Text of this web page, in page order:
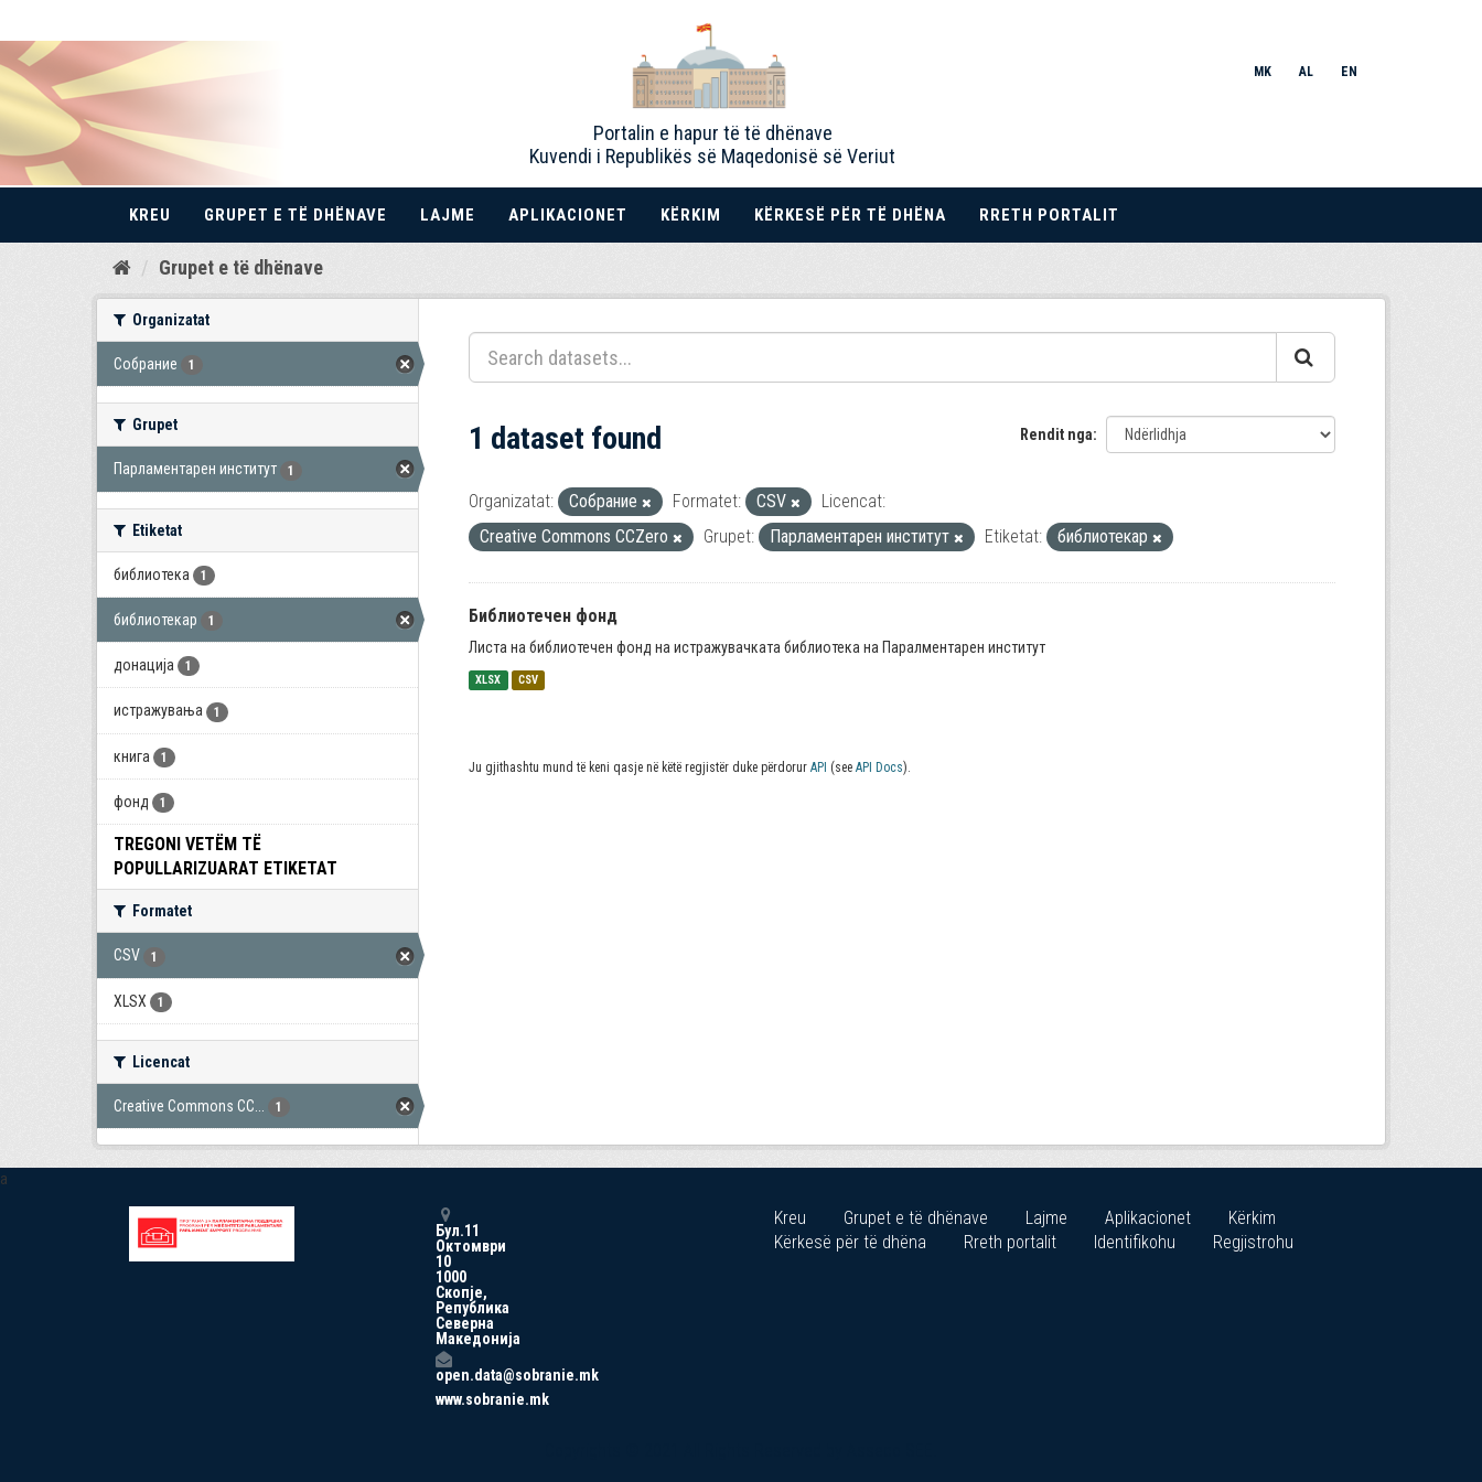
Kalo
Portalin e hapur të të dhënave
Kuvendi i Republikës së Maqedonisë së Veriut
MK AL EN
KREU GRUPET E TË DHËNAVE LAJME APLIKACIONET KËRKIM KËRKESË PËR TË DHËNA RRETH PORTALIT
Grupet e të dhënave
Organizatat
Собрание 1
Grupet
Парламентарен институт 1
Etiketat
библиотека 1
библиотекар 1
донација 1
истражувања 1
книга 1
фонд 1
TREGONI VETËM TË
POPULLARIZUARAT ETIKETAT
Formatet
CSV 1
XLSX 1
Licencat
Creative Commons CC... 1
Rendit nga
1 dataset found
Organizatat: Собрание Formatet: CSV
Licencat:
Creative Commons CCZero
Grupet: Парламентарен институт Etiketat: библиотекар
Библиотечен фонд
Листа на библиотечен фонд на истражувачката библиотека на Паралментарен институт
XLSX CSV
Ju gjithashtu mund të keni qasje në këtë regjistër duke përdorur API (see API Docs).
a
Бул.11
Октомври
10
1000
Скопје,
Република
Северна
Македонија
open.data@sobranie.mk
www.sobranie.mk
Kreu Grupet e të dhënave Lajme Aplikacionet
Kërkim
Kërkesë për të dhëna
Rreth portalit Identifikohu Regjistrohu